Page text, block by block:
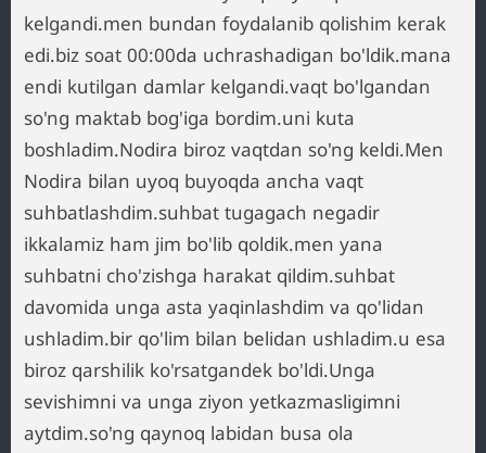
kelgandi.men bundan foydalanib qolishim kerak
edi.biz soat 00:00da uchrashadigan bo'ldik.mana
endi kutilgan damlar kelgandi.vaqt bo'lgandan
so'ng maktab bog'iga bordim.uni kuta
boshladim.Nodira biroz vaqtdan so'ng keldi.Men
Nodira bilan uyoq buyoqda ancha vaqt
suhbatlashdim.suhbat tugagach negadir
ikkalamiz ham jim bo'lib qoldik.men yana
suhbatni cho'zishga harakat qildim.suhbat
davomida unga asta yaqinlashdim va qo'lidan
ushladim.bir qo'lim bilan belidan ushladim.u esa
biroz qarshilik ko'rsatgandek bo'ldi.Unga
sevishimni va unga ziyon yetkazmasligimni
aytdim.so'ng qaynoq labidan busa ola